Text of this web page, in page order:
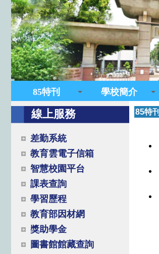
85特刊 學校簡介
線上服務
差勤系統
教育雲電子信箱
智慧校園平台
課表查詢
學習歷程
教育部因材網
獎助學金
圖書館館藏查詢
85特刊